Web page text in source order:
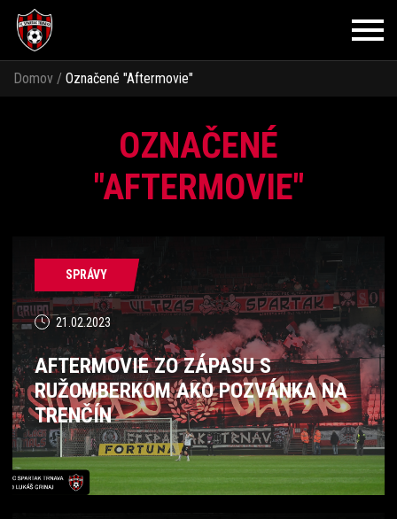
Domov / Označené "Aftermovie"
OZNAČENÉ
"AFTERMOVIE"
SPRÁVY
21.02.2023
AFTERMOVIE ZO ZÁPASU S
RUŽOMBERKOM AKO POZVÁNKA NA
TRENČÍN